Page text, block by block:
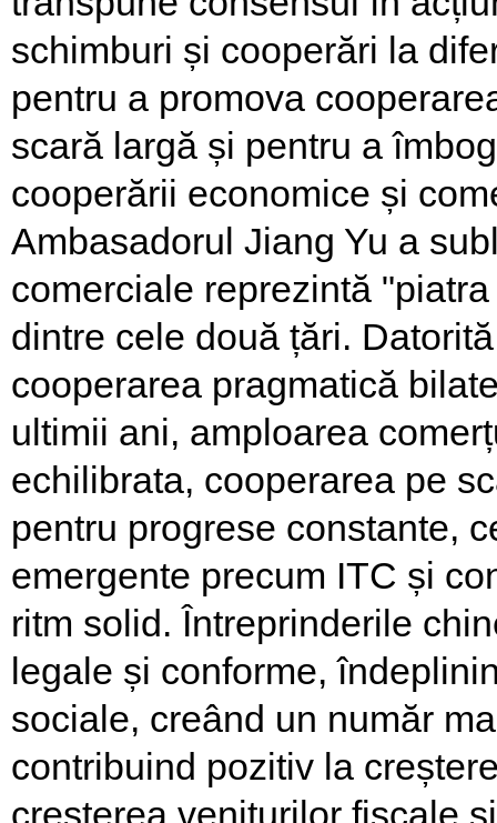
schimburi și cooperări la
pentru a promova
scară largă și pentru a
cooperării economice și
Ambasadorul Jiang Yu a
comerciale reprezintă
dintre cele două țări.
cooperarea pragmatică
ultimii ani, amploarea
echilibrata, cooperarea pe
pentru progrese constante,
emergente precum ITC și
ritm solid. Întreprinderile
legale și conforme,
sociale, creând un număr
contribuind pozitiv la
creșterea veniturilor fiscale